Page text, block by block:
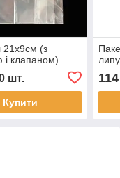
21х9см (з
і клапаном)
шт.
Купити
114